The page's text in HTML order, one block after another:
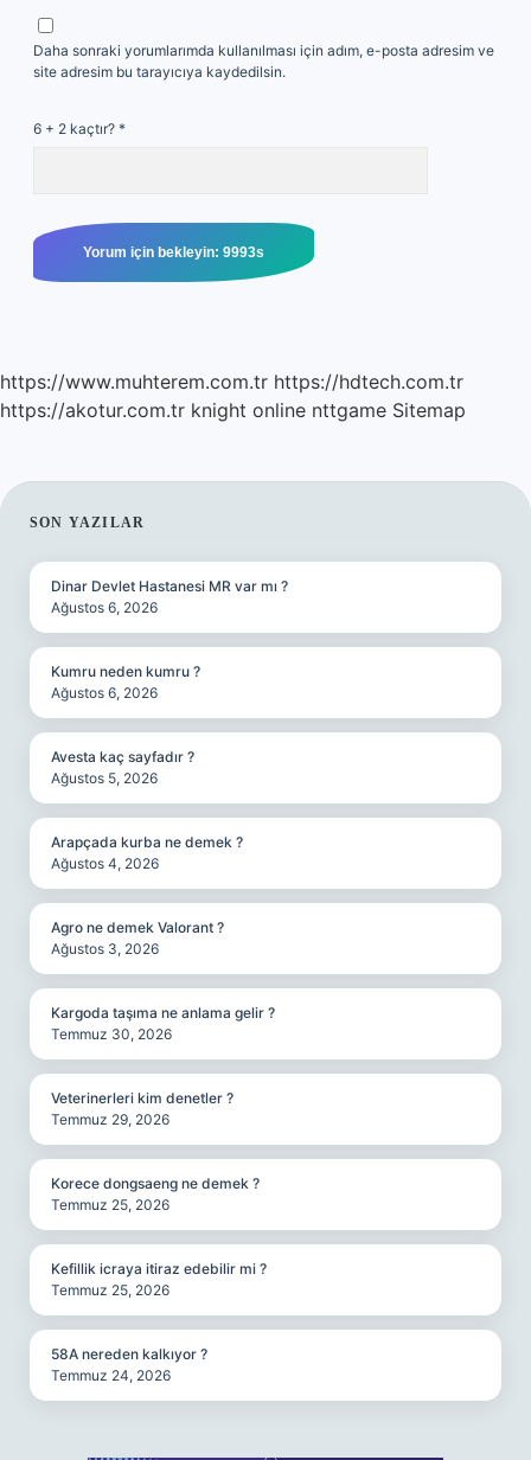
Daha sonraki yorumlarımda kullanılması için adım, e-posta adresim ve
site adresim bu tarayıcıya kaydedilsin.
6 + 2 kaçtır? *
https://www.muhterem.com.tr https://hdtech.com.tr
https://akotur.com.tr knight online nttgame Sitemap
SIDEBAR
SON YAZILAR
Dinar Devlet Hastanesi MR var mı ?
Ağustos 6, 2026
Kumru neden kumru ?
Ağustos 6, 2026
Avesta kaç sayfadır ?
Ağustos 5, 2026
Arapçada kurba ne demek ?
Ağustos 4, 2026
Agro ne demek Valorant ?
Ağustos 3, 2026
Kargoda taşıma ne anlama gelir ?
Temmuz 30, 2026
Veterinerleri kim denetler ?
Temmuz 29, 2026
Korece dongsaeng ne demek ?
Temmuz 25, 2026
Kefillik icraya itiraz edebilir mi ?
Temmuz 25, 2026
58A nereden kalkıyor ?
Temmuz 24, 2026